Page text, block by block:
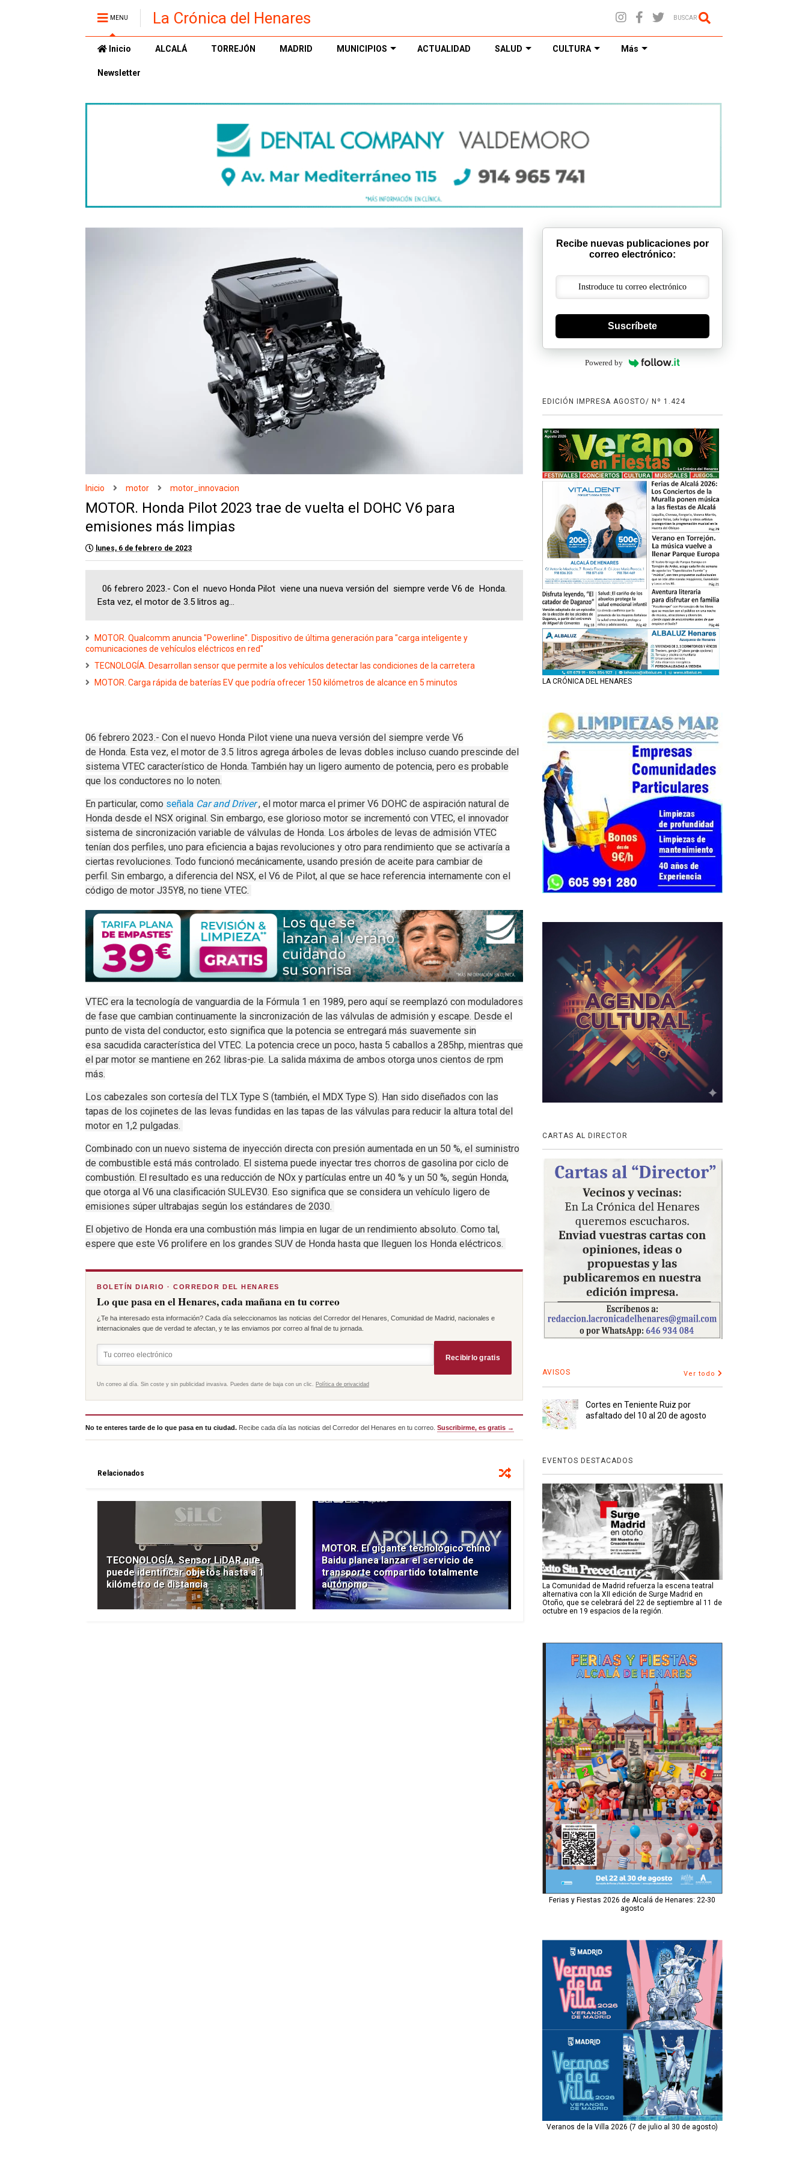
MENU La Crónica del Henares BUSCAR
Inicio ALCALÁ TORREJÓN MADRID MUNICIPIOS ACTUALIDAD SALUD CULTURA Más
Newsletter
Inicio motor motor_innovacion
MOTOR. Honda Pilot 2023 trae de vuelta el DOHC V6 para
emisiones más limpias
lunes, 6 de febrero de 2023
06 febrero 2023.- Con el nuevo Honda Pilot viene una nueva versión del siempre verde V6 de Honda.
Esta vez, el motor de 3.5 litros ag...
MOTOR. Qualcomm anuncia "Powerline". Dispositivo de última generación para "carga inteligente y
comunicaciones de vehículos eléctricos en red"
TECNOLOGÍA. Desarrollan sensor que permite a los vehículos detectar las condiciones de la carretera
MOTOR. Carga rápida de baterías EV que podría ofrecer 150 kilómetros de alcance en 5 minutos
06 febrero 2023.- Con el nuevo Honda Pilot viene una nueva versión del siempre verde V6
de Honda. Esta vez, el motor de 3.5 litros agrega árboles de levas dobles incluso cuando prescinde del
sistema VTEC característico de Honda. También hay un ligero aumento de potencia, pero es probable
que los conductores no lo noten.
En particular, como señala Car and Driver, el motor marca el primer V6 DOHC de aspiración natural de
Honda desde el NSX original. Sin embargo, ese glorioso motor se incrementó con VTEC, el innovador
sistema de sincronización variable de válvulas de Honda. Los árboles de levas de admisión VTEC
tenían dos perfiles, uno para eficiencia a bajas revoluciones y otro para rendimiento que se activaría a
ciertas revoluciones. Todo funcionó mecánicamente, usando presión de aceite para cambiar de
perfil. Sin embargo, a diferencia del NSX, el V6 de Pilot, al que se hace referencia internamente con el
código de motor J35Y8, no tiene VTEC.
VTEC era la tecnología de vanguardia de la Fórmula 1 en 1989, pero aquí se reemplazó con moduladores
de fase que cambian continuamente la sincronización de las válvulas de admisión y escape. Desde el
punto de vista del conductor, esto significa que la potencia se entregará más suavemente sin
esa sacudida característica del VTEC. La potencia crece un poco, hasta 5 caballos a 285hp, mientras que
el par motor se mantiene en 262 libras-pie. La salida máxima de ambos otorga unos cientos de rpm
más.
Los cabezales son cortesía del TLX Type S (también, el MDX Type S). Han sido diseñados con las
tapas de los cojinetes de las levas fundidas en las tapas de las válvulas para reducir la altura total del
motor en 1,2 pulgadas.
Combinado con un nuevo sistema de inyección directa con presión aumentada en un 50 %, el suministro
de combustible está más controlado. El sistema puede inyectar tres chorros de gasolina por ciclo de
combustión. El resultado es una reducción de NOx y partículas entre un 40 % y un 50 %, según Honda,
que otorga al V6 una clasificación SULEV30. Eso significa que se considera un vehículo ligero de
emisiones súper ultrabajas según los estándares de 2030.
El objetivo de Honda era una combustión más limpia en lugar de un rendimiento absoluto. Como tal,
espere que este V6 prolifere en los grandes SUV de Honda hasta que lleguen los Honda eléctricos.
BOLETÍN DIARIO · CORREDOR DEL HENARES
Lo que pasa en el Henares, cada mañana en tu correo
¿Te ha interesado esta información? Cada día seleccionamos las noticias del Corredor del Henares, Comunidad de Madrid, nacionales e
internacionales que de verdad te afectan, y te las enviamos por correo al final de tu jornada.
Recibirlo gratis
Un correo al día. Sin coste y sin publicidad invasiva. Puedes darte de baja con un clic. Política de privacidad
No te enteres tarde de lo que pasa en tu ciudad. Recibe cada día las noticias del Corredor del Henares en tu correo. Suscribirme, es gratis →
Relacionados
TECONOLOGÍA. Sensor LiDAR que
puede identificar objetos hasta a 1
kilómetro de distancia
MOTOR. El gigante tecnológico chino
Baidu planea lanzar el servicio de
transporte compartido totalmente
autónomo
Recibe nuevas publicaciones por
correo electrónico:
Suscríbete
Powered by
EDICIÓN IMPRESA AGOSTO/ Nº 1.424
LA CRÓNICA DEL HENARES
CARTAS AL DIRECTOR
AVISOS Ver todo
Cortes en Teniente Ruiz por
asfaltado del 10 al 20 de agosto
EVENTOS DESTACADOS
La Comunidad de Madrid refuerza la escena teatral
alternativa con la XII edición de Surge Madrid en
Otoño, que se celebrará del 22 de septiembre al 11 de
octubre en 19 espacios de la región.
Ferias y Fiestas 2026 de Alcalá de Henares: 22-30
agosto
Veranos de la Villa 2026 (7 de julio al 30 de agosto)